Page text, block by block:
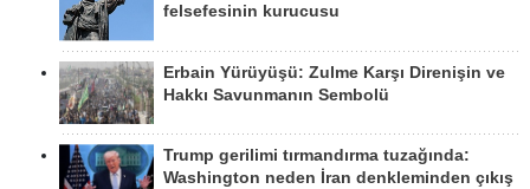
felsefesinin kurucusu
Erbain Yürüyüşü: Zulme Karşı Direnişin ve
Hakkı Savunmanın Sembolü
Trump gerilimi tırmandırma tuzağında:
Washington neden İran denkleminden çıkış